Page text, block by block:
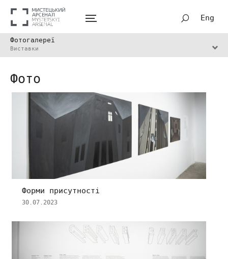
Eng
Фотогалереї
Виставки
Фото
Форми присутності
30.07.2023